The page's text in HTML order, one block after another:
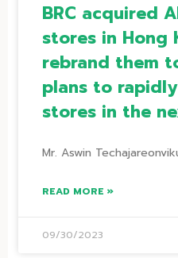
BRC acquired
stores in Hong
rebrand them
plans to
stores in the
Mr. Aswin
READ MORE »
09/30/2023